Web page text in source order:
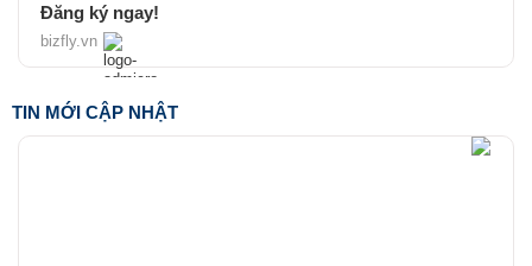
Đăng ký ngay!
bizfly.vn
TIN MỚI CẬP NHẬT